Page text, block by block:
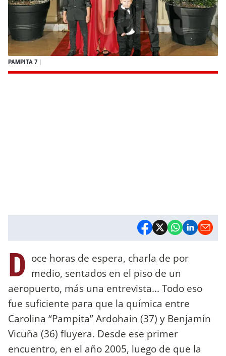
PAMPITA 7 |
D oce horas de espera, charla de por
medio, sentados en el piso de un
aeropuerto, más una entrevista... Todo eso
fue suficiente para que la química entre
Carolina “Pampita” Ardohain (37) y Benjamín
Vicuña (36) fluyera. Desde ese primer
encuentro, en el año 2005, luego de que la